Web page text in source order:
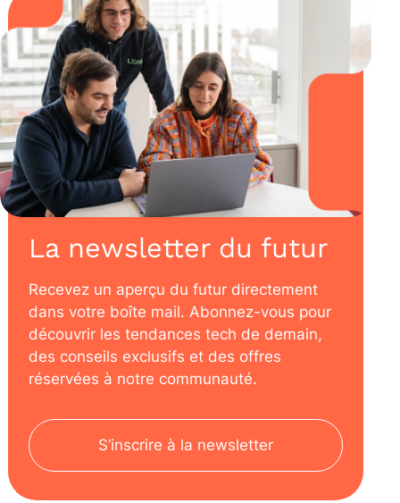
La newsletter du futur
Recevez un aperçu du futur directement
dans votre boîte mail. Abonnez-vous pour
découvrir les tendances tech de demain,
des conseils exclusifs et des offres
réservées à notre communauté.
S’inscrire à la newsletter